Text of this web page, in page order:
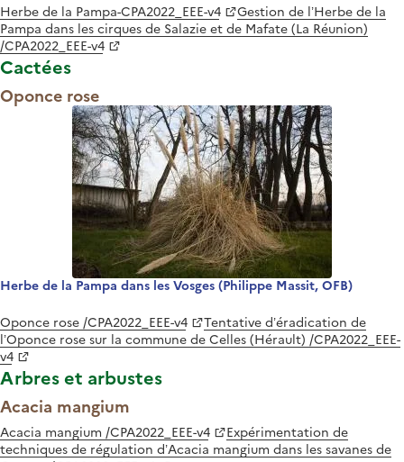
Herbe de la Pampa-CPA2022_EEE-v4
Gestion de l’Herbe de la
Pampa dans les cirques de Salazie et de Mafate (La Réunion)
/CPA2022_EEE-v4
Cactées
Oponce rose
Herbe de la Pampa dans les Vosges (Philippe Massit, OFB)
Oponce rose /CPA2022_EEE-v4
Tentative d’éradication de
l’Oponce rose sur la commune de Celles (Hérault) /CPA2022_EEE-
v4
Arbres et arbustes
Acacia mangium
Acacia mangium /CPA2022_EEE-v4
Expérimentation de
techniques de régulation d’Acacia mangium dans les savanes de